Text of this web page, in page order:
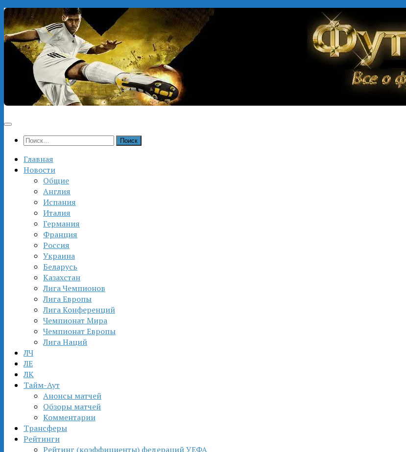
Перейти
к
содержимому
Найти:
Главная
Новости
Общие
Англия
Испания
Италия
Германия
Франция
Россия
Украина
Беларусь
Казахстан
Лига Чемпионов
Лига Европы
Лига Конференций
Чемпионат Мира
Чемпионат Европы
Лига Наций
ЛЧ
ЛЕ
ЛК
Тайм-Аут
Анонсы матчей
Обзоры матчей
Комментарии
Трансферы
Рейтинги
Рейтинг (коэффициенты) федераций УЕФА